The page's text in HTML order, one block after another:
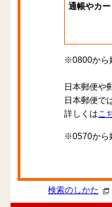
通帳やカ
※0800から
日本郵便や
日本郵便で
詳しくはこ
※0570から
検索のしかた